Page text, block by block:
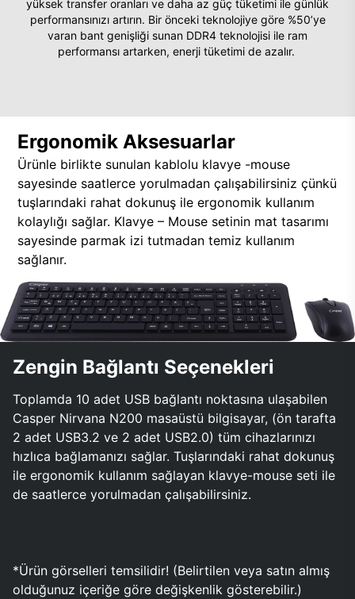
yüksek transfer oranları ve daha az güç tüketimi ile günlük
performansınızı artırın. Bir önceki teknolojiye göre %50’ye
varan bant genişliği sunan DDR4 teknolojisi ile ram
performansı artarken, enerji tüketimi de azalır.
Ergonomik Aksesuarlar
Ürünle birlikte sunulan kablolu klavye -mouse
sayesinde saatlerce yorulmadan çalışabilirsiniz çünkü
tuşlarındaki rahat dokunuş ile ergonomik kullanım
kolaylığı sağlar. Klavye – Mouse setinin mat tasarımı
sayesinde parmak izi tutmadan temiz kullanım
sağlanır.
Zengin Bağlantı Seçenekleri
Toplamda 10 adet USB bağlantı noktasına ulaşabilen
Casper Nirvana N200 masaüstü bilgisayar, (ön tarafta
2 adet USB3.2 ve 2 adet USB2.0) tüm cihazlarınızı
hızlıca bağlamanızı sağlar. Tuşlarındaki rahat dokunuş
ile ergonomik kullanım sağlayan klavye-mouse seti ile
de saatlerce yorulmadan çalışabilirsiniz.
*Ürün görselleri temsilidir! (Belirtilen veya satın almış
olduğunuz içeriğe göre değişkenlik gösterebilir.)